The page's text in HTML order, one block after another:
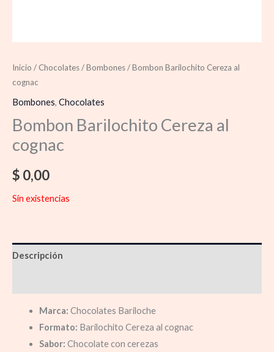
Inicio / Chocolates/Bombones/ Bombon Barilochito Cereza al
cognac
Bombones, Chocolates
Bombon Barilochito Cereza al
cognac
$ 0,00
Sin existencias
Descripción
Marca: Chocolates Bariloche
Formato: Barilochito Cereza al cognac
Sabor: Chocolate con cerezas